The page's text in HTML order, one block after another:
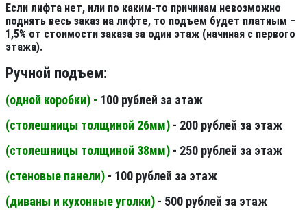
Если лифта нет, или по каким-то причинам невозможно
поднять весь заказ на лифте, то подъем будет платным –
1,5% от стоимости заказа за один этаж (начиная с первого
этажа).
Ручной подъем:
(одной коробки) - 100 рублей за этаж
(столешницы толщиной 26мм) - 200 рублей за этаж
(столешницы толщиной 38мм) - 250 рублей за этаж
(стеновые панели) - 100 рублей за этаж
(диваны и кухонные уголки) - 500 рублей за этаж